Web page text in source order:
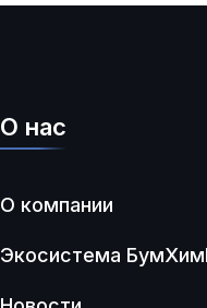
О нас
О компании
Экосистема